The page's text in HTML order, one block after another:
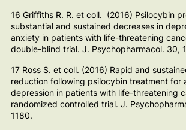
16 Griffiths R. R. et coll. (2016) Psilocybin
substantial and sustained decreases in
anxiety in patients with life-threatening
double-blind trial. J. Psychopharmacol. 30,
17 Ross S. et coll. (2016) Rapid and
reduction following psilocybin treatment for
depression in patients with life-threatening
randomized controlled trial. J.
1180.